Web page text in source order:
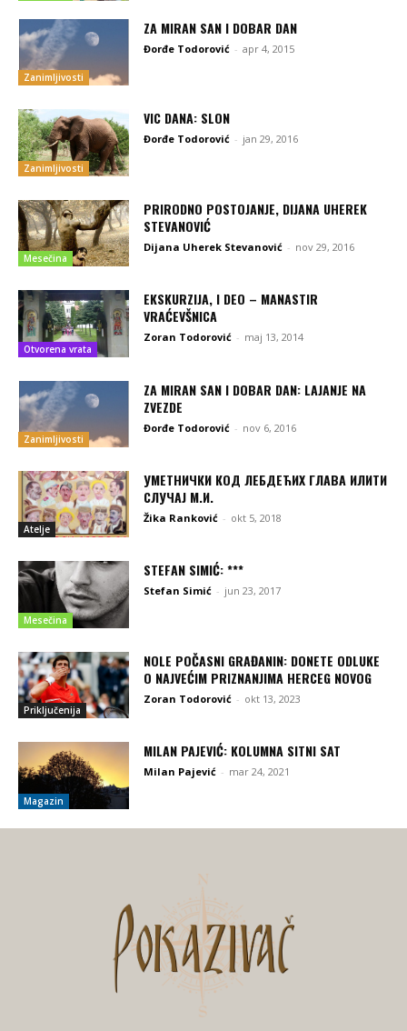
Zanimljivosti
ZA MIRAN SAN I DOBAR DAN
Đorđe Todorović - apr 4, 2015
Zanimljivosti
VIC DANA: SLON
Đorđe Todorović - jan 29, 2016
Mesečina
PRIRODNO POSTOJANJE, DIJANA UHEREK
STEVANOVIĆ
Dijana Uherek Stevanović - nov 29, 2016
Otvorena vrata
EKSKURZIJA, I DEO – MANASTIR
VRAĆEVŠNICA
Zoran Todorović - maj 13, 2014
Zanimljivosti
ZA MIRAN SAN I DOBAR DAN: LAJANJE NA
ZVEZDE
Đorđe Todorović - nov 6, 2016
Atelje
УМЕТНИЧКИ КОД ЛЕБДЕЋИХ ГЛАВА ИЛИТИ
СЛУЧАЈ М.И.
Žika Ranković - okt 5, 2018
Mesečina
STEFAN SIMIĆ: ***
Stefan Simić - jun 23, 2017
Priključenija
NOLE POČASNI GRAĐANIN: DONETE ODLUKE
O NAJVEĆIM PRIZNANJIMA HERCEG NOVOG
Zoran Todorović - okt 13, 2023
Magazin
MILAN PAJEVIĆ: KOLUMNA SITNI SAT
Milan Pajević - mar 24, 2021